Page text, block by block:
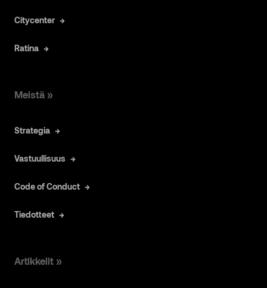
Citycenter
Ratina
Meistä »
Strategia
Vastuullisuus
Code of Conduct
Tiedotteet
Artikkelit »